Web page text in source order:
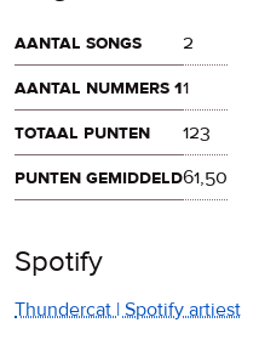
aantal songs
2
aantal nummers 11
totaal punten
123
punten gemiddeld61,50
Spotify
Thundercat | Spotify artiest